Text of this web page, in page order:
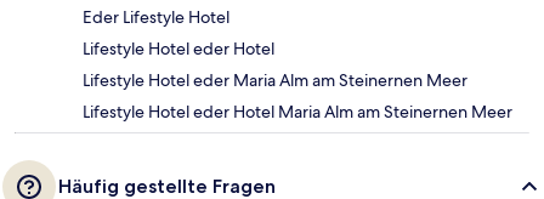
Eder Lifestyle Hotel
Lifestyle Hotel eder Hotel
Lifestyle Hotel eder Maria Alm am Steinernen Meer
Lifestyle Hotel eder Hotel Maria Alm am Steinernen Meer
Häufig gestellte Fragen